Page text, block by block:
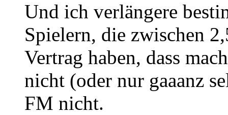
Und ich verlängere
Spielern, die zwischen
Vertrag haben, dass
nicht (oder nur gaaanz
FM nicht.